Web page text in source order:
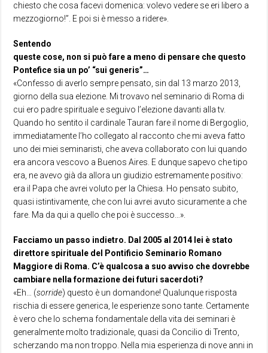
chiesto che cosa facevi domenica: volevo vedere se eri libero a
mezzogiorno!”. E poi si è messo a ridere».
Sentendo
queste cose, non si può fare a meno di pensare che questo
Pontefice sia un po’ “sui generis”…
«Confesso di averlo sempre pensato, sin dal 13 marzo 2013,
giorno della sua elezione. Mi trovavo nel seminario di Roma di
cui ero padre spirituale e seguivo l’elezione davanti alla tv.
Quando ho sentito il cardinale Tauran fare il nome di Bergoglio,
immediatamente l’ho collegato al racconto che mi aveva fatto
uno dei miei seminaristi, che aveva collaborato con lui quando
era ancora vescovo a Buenos Aires. E dunque sapevo che tipo
era, ne avevo già da allora un giudizio estremamente positivo:
era il Papa che avrei voluto per la Chiesa. Ho pensato subito,
quasi istintivamente, che con lui avrei avuto sicuramente a che
fare. Ma da qui a quello che poi è successo…».
Facciamo un passo indietro. Dal 2005 al 2014 lei è stato
direttore spirituale del Pontificio Seminario Romano
Maggiore di Roma. C’è qualcosa a suo avviso che dovrebbe
cambiare nella formazione dei futuri sacerdoti?
«Eh… (sorride) questo è un domandone! Qualunque risposta
rischia di essere generica, le esperienze sono tante. Certamente
è vero che lo schema fondamentale della vita dei seminari è
generalmente molto tradizionale, quasi da Concilio di Trento,
scherzando ma non troppo. Nella mia esperienza di nove anni in